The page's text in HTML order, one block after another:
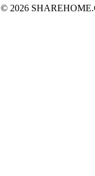
© 2026